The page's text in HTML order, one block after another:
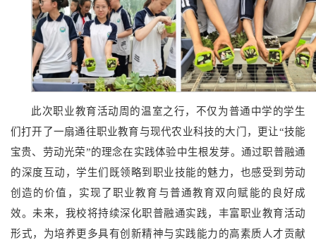
此次职业教育活动周的温室之行，不仅为普通中学的学生
们打开了一扇通往职业教育与现代农业科技的大门，更让“技能
宝贵、劳动光荣”的理念在实践体验中生根发芽。通过职普融通
的深度互动，学生们既领略到职业技能的魅力，也感受到劳动
创造的价值，实现了职业教育与普通教育双向赋能的良好成
效。未来，我校将持续深化职普融通实践，丰富职业教育活动
形式，为培养更多具有创新精神与实践能力的高素质人才贡献